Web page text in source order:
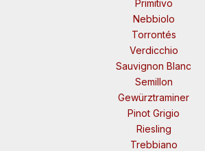
Primitivo
Nebbiolo
Torrontés
Verdicchio
Sauvignon Blanc
Semillon
Gewürztraminer
Pinot Grigio
Riesling
Trebbiano